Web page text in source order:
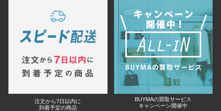
注文から7日以内に
到着予定の商品
BUYMAの買取サービス
キャンペーン開催中